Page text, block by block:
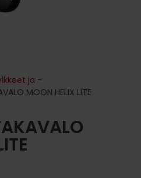
ja -
MOON HELIX LITE